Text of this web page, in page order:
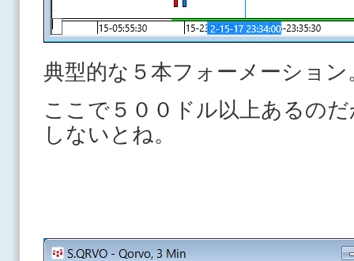
典型的な５本フォーメーション
ここで５００ドル以上あるの
しないとね。